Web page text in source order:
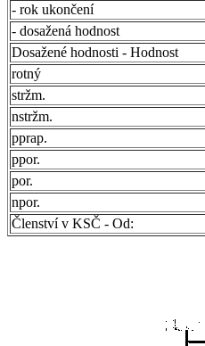
- rok ukončení
- dosažená hodnost
Dosažené hodnosti - Hodnost
rotný
stržm.
nstržm.
pprap.
ppor.
por.
npor.
Členství v KSČ - Od: